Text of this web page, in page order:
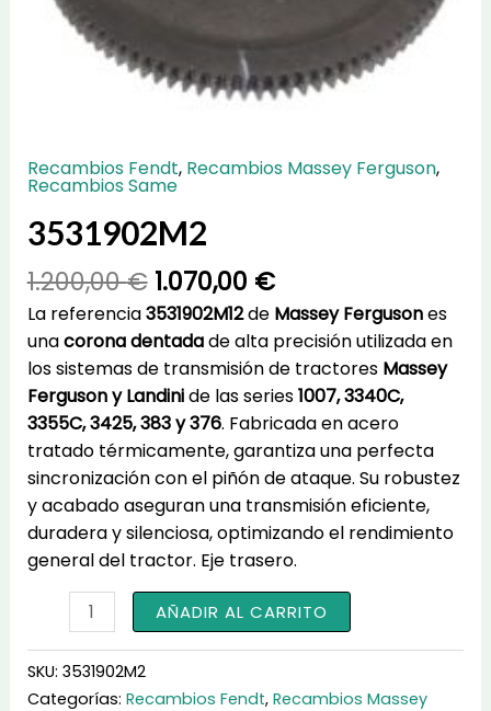
Recambios Fendt, Recambios Massey Ferguson,
Recambios Same
3531902M2
1.200,00€ El
precio
original
era:
1.200,00 €.
1.070,00 €El
precio
actual
es:
1.070,00 €.
La referencia3531902M12de Massey Fergusones
unacorona dentadade alta precisión utilizada en
los sistemas de transmisión de tractores Massey
Ferguson y Landinide las series1007, 3340C,
3355C, 3425, 383 y 376. Fabricada en acero
tratado térmicamente, garantiza una perfecta
sincronización con el piñón de ataque. Su robustez
y acabado aseguran una transmisión eficiente,
duradera y silenciosa, optimizando el rendimiento
general del tractor. Eje trasero.
3531902M2
cantidad
AÑADIR AL CARRITO
SKU: 3531902M2
Categorías: Recambios Fendt, Recambios Massey